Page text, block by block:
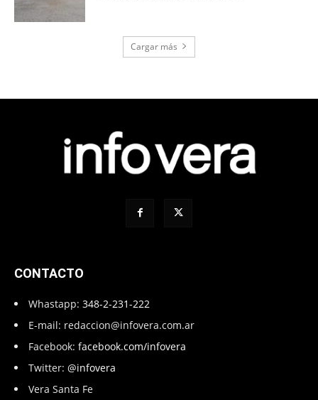
Cargar más
CONTACTO
Whastapp: 348-2-231-222
E-mail: redaccion@infovera.com.ar
Facebook: facebook.com/infovera
Twitter: @infovera
Vera Santa Fe